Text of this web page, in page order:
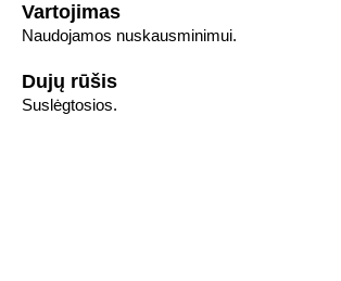
Vartojimas
Naudojamos nuskausminimui.
Dujų rūšis
Suslėgtosios.